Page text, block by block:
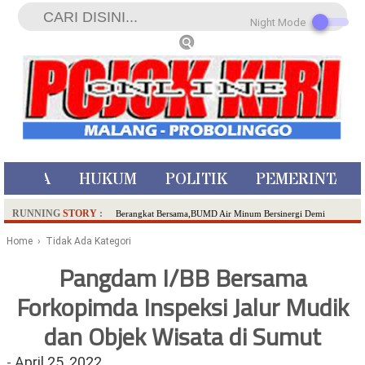
HUKUM POLITIK
RUNNING STORY : Berangkat Bersama,BUMD Air Minum Bersinergi Demi
Ditangkap di Kediri,Satu Buron
Literasi Melalui LASKAR JODA, Usung Filosofi Gelar Sehelai
Tikar
Home › Tidak Ada Kategori
Pangdam I/BB Bersama
Forkopimda Inspeksi Jalur Mudik
dan Objek Wisata di Sumut
Night Mode